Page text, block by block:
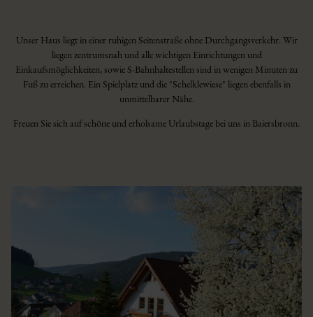
Unser Haus liegt in einer ruhigen Seitenstraße ohne Durchgangsverkehr. Wir
liegen zentrumsnah und alle wichtigen Einrichtungen und
Einkaufsmöglichkeiten, sowie S-Bahnhaltestellen sind in wenigen Minuten zu
Fuß zu erreichen. Ein Spielplatz und die "Schelklewiese" liegen ebenfalls in
unmittelbarer Nähe.
Freuen Sie sich auf schöne und erholsame Urlaubstage bei uns in Baiersbronn.